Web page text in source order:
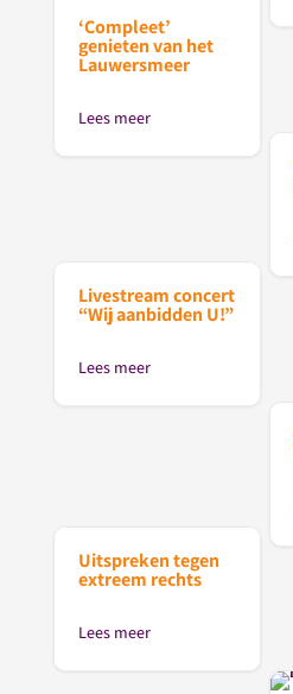
‘Compleet’
genieten van het
Lauwersmeer
Lees meer
Livestream concert
“Wij aanbidden U!”
Lees meer
Uitspreken tegen
extreem rechts
Lees meer